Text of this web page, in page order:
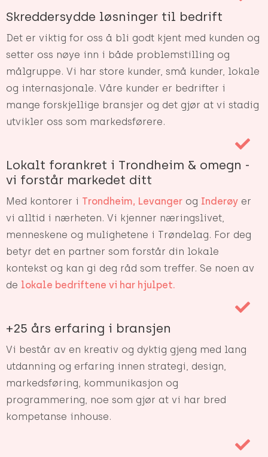
Skreddersydde løsninger til bedrift
Det er viktig for oss å bli godt kjent med kunden og
setter oss nøye inn i både problemstilling og
målgruppe. Vi har store kunder, små kunder, lokale
og internasjonale. Våre kunder er bedrifter i
mange forskjellige bransjer og det gjør at vi stadig
utvikler oss som markedsførere.
Lokalt forankret i Trondheim & omegn -
vi forstår markedet ditt
Med kontorer i Trondheim, Levanger og Inderøy er
vi alltid i nærheten. Vi kjenner næringslivet,
menneskene og mulighetene i Trøndelag. For deg
betyr det en partner som forstår din lokale
kontekst og kan gi deg råd som treffer. Se noen av
de lokale bedriftene vi har hjulpet.
+25 års erfaring i bransjen
Vi består av en kreativ og dyktig gjeng med lang
utdanning og erfaring innen strategi, design,
markedsføring, kommunikasjon og
programmering, noe som gjør at vi har bred
kompetanse inhouse.